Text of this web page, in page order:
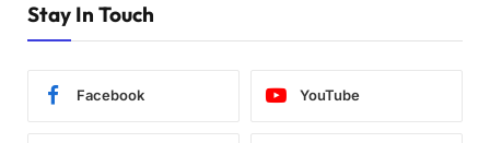
Stay In Touch
Facebook YouTube